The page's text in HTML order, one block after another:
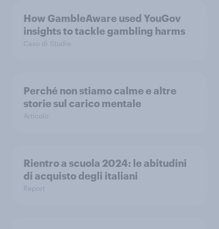
How GambleAware used YouGov
insights to tackle gambling harms
Caso di Studio
Perché non stiamo calme e altre
storie sul carico mentale
Articolo
Rientro a scuola 2024: le abitudini
di acquisto degli italiani
Report